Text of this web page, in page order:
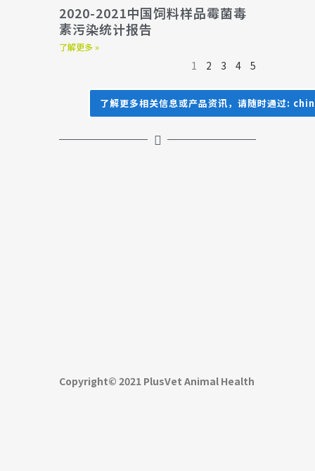
2020-2021中国饲料样品霉菌毒
素污染统计报告
了解更多 »
1 2 3 4 5
了解更多相关信息或产品资讯，请随时通过:
Copyright© 2021 PlusVet Animal Health